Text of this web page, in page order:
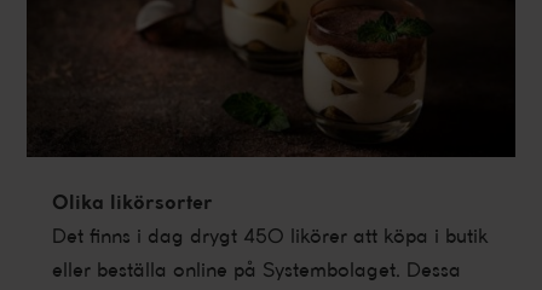
Olika likörsorter
Det finns i dag drygt 450 likörer att köpa i butik
eller beställa online på Systembolaget. Dessa